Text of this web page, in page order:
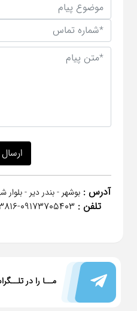
آدرس : بوشهر - بندر دیر -
تلفن : ٠٩١٧٣٧٠٥٤٠٣-07735423816-09933741215
مــا را در